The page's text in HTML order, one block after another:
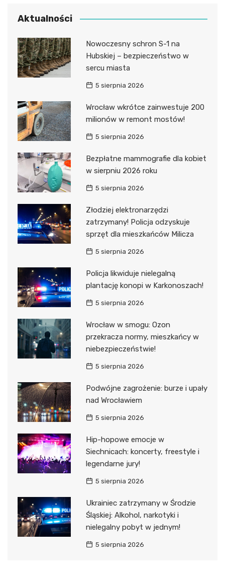
Aktualności
Nowoczesny schron S-1 na
Hubskiej – bezpieczeństwo w
sercu miasta
5 sierpnia 2026
Wrocław wkrótce zainwestuje 200
milionów w remont mostów!
5 sierpnia 2026
Bezpłatne mammografie dla kobiet
w sierpniu 2026 roku
5 sierpnia 2026
Złodziej elektronarzędzi
zatrzymany! Policja odzyskuje
sprzęt dla mieszkańców Milicza
5 sierpnia 2026
Policja likwiduje nielegalną
plantację konopi w Karkonoszach!
5 sierpnia 2026
Wrocław w smogu: Ozon
przekracza normy, mieszkańcy w
niebezpieczeństwie!
5 sierpnia 2026
Podwójne zagrożenie: burze i upały
nad Wrocławiem
5 sierpnia 2026
Hip-hopowe emocje w
Siechnicach: koncerty, freestyle i
legendarne jury!
5 sierpnia 2026
Ukrainiec zatrzymany w Środzie
Śląskiej: Alkohol, narkotyki i
nielegalny pobyt w jednym!
5 sierpnia 2026